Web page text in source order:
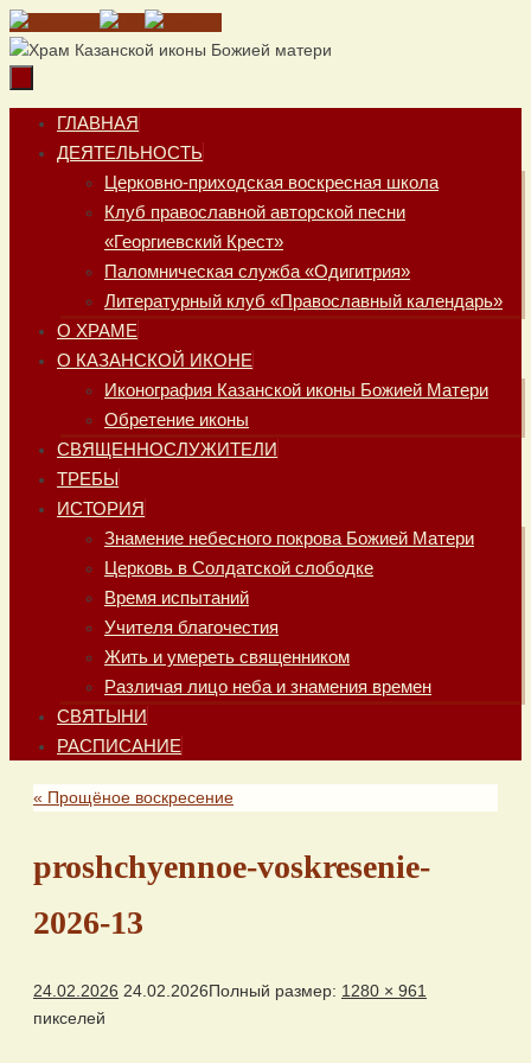
Перейти
к
Перейти
содержимому
ГЛАВНАЯ
ДЕЯТЕЛЬНОСТЬ
Церковно-приходская воскресная школа
Клуб православной авторской песни
«Георгиевский Крест»
Паломническая служба «Одигитрия»
Литературный клуб «Православный календарь»
О ХРАМЕ
О КАЗАНСКОЙ ИКОНЕ
Иконография Казанской иконы Божией Матери
Обретение иконы
СВЯЩЕННОСЛУЖИТЕЛИ
ТРЕБЫ
ИСТОРИЯ
Знамение небесного покрова Божией Матери
Церковь в Солдатской слободке
Время испытаний
Учителя благочестия
Жить и умереть священником
Различая лицо неба и знамения времен
СВЯТЫНИ
РАСПИСАНИЕ
« Прощёное воскресение
proshchyennoe-voskresenie-
2026-13
24.02.2026 24.02.2026Полный размер: 1280 × 961
пикселей